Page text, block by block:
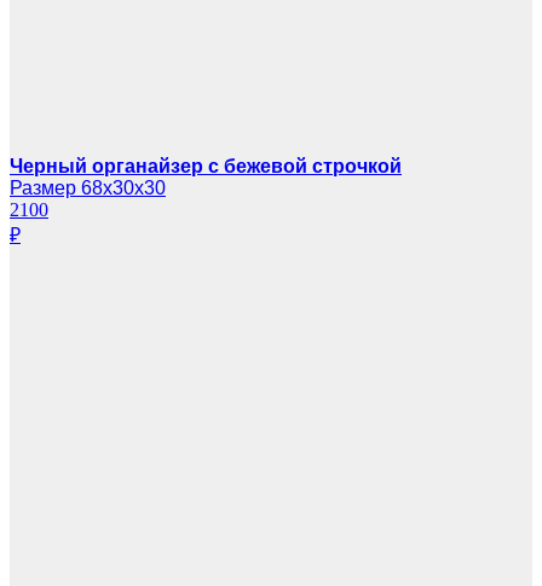
Черный органайзер с бежевой строчкой
Размер 68х30х30
2100
₽